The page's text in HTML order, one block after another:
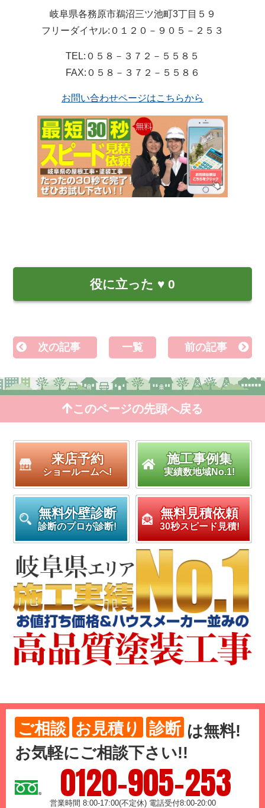
岐阜県各務原市鵜沼三ツ池町3丁目５９
フリーダイヤル:０１２０－９０５－２５３
TEL:０５８－３７２－５５８５
FAX:０５８－３７２－５５８６
お問い合わせページはこちらから
役に立った ♥ 0
次の記事 一覧 前の記事
このページの先頭へ戻る
来店予約
ショールームへ!
施工事例集
実績数地域No.1!
無料外壁診断
診断のプロが診断!
無料見積依頼
30秒スピード見積!
ご相談 お見積り 診断 は無料!
お気軽にご相談下さい!!
0120-905-253
営業時間 8:00-17:00(不定休) 電話受付8:00-20:00